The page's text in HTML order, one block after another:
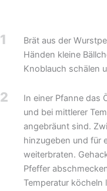
1
Brät aus der
Händen kleine
Knoblauch schälen
2
In einer Pfanne das
und bei mittlerer
angebräunt sind.
hinzugeben und für
weiterbraten.
Pfeffer
Temperatur köcheln